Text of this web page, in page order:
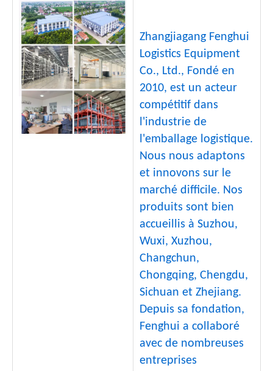
Zhangjiagang Fenghui
Logistics Equipment
Co., Ltd., Fondé en
2010, est un acteur
compétitif dans
l'industrie de
l'emballage logistique.
Nous nous adaptons
et innovons sur le
marché difficile. Nos
produits sont bien
accueillis à Suzhou,
Wuxi, Xuzhou,
Changchun,
Chongqing, Chengdu,
Sichuan et Zhejiang.
Depuis sa fondation,
Fenghui a collaboré
avec de nombreuses
entreprises